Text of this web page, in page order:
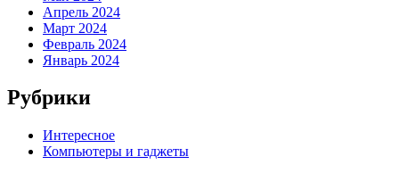
Апрель 2024
Март 2024
Февраль 2024
Январь 2024
Рубрики
Интересное
Компьютеры и гаджеты